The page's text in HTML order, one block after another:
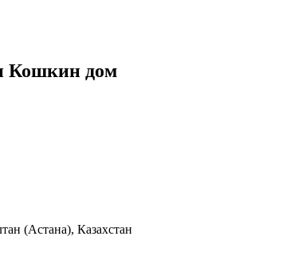
Кошкин дом
(Астана), Казахстан